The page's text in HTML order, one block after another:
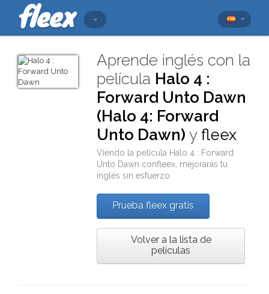
Aprende inglés con la
película Halo 4 :
Forward Unto Dawn
(Halo 4: Forward
Unto Dawn) yfleex
Viendo la película Halo 4 : Forward
Unto Dawn confleex , mejorarás tu
inglés sin esfuerzo
Prueba fleex gratis
Volver a la lista de
películas